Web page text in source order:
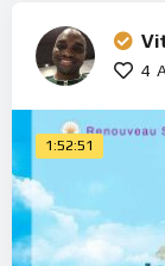
4
1:52:51